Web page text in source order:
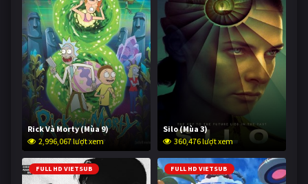
Rick Và Morty (Mùa 9)
2,996,067 lượt xem
Silo (Mùa 3)
360,476 lượt xem
FULL HD VIETSUB FULL HD VIETSUB